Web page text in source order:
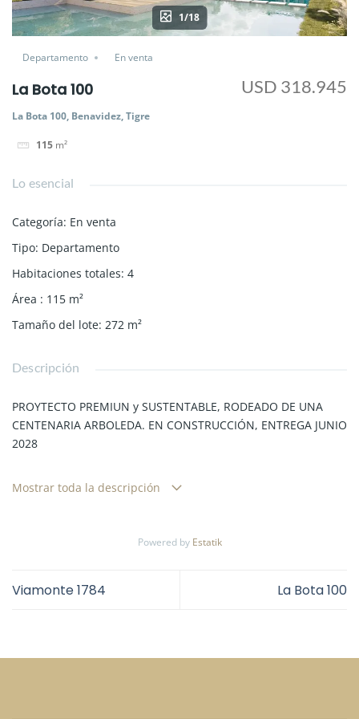
1/18
Departamento En venta
La Bota 100
La Bota 100, Benavidez, Tigre
115 m²
USD 318.945
Lo esencial
Categoría: En venta
Tipo: Departamento
Habitaciones totales: 4
Área : 115 m²
Tamaño del lote: 272 m²
Descripción
PROYTECTO PREMIUN y SUSTENTABLE, RODEADO DE UNA
CENTENARIA ARBOLEDA. EN CONSTRUCCIÓN, ENTREGA JUNIO
2028
departamentos premium de 1, 2 Y 3 dormitorios.
CONSTRUCCÓN PREMIUM
Mostrar toda la descripción
Powered by Estatik
Viamonte 1784 La Bota 100